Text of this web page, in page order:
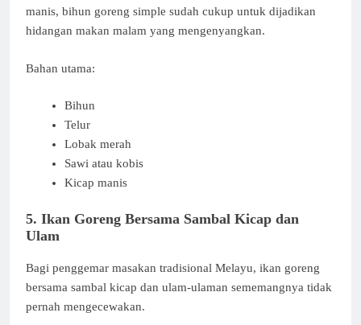
manis, bihun goreng simple sudah cukup untuk dijadikan
hidangan makan malam yang mengenyangkan.
Bahan utama:
Bihun
Telur
Lobak merah
Sawi atau kobis
Kicap manis
5. Ikan Goreng Bersama Sambal Kicap dan
Ulam
Bagi penggemar masakan tradisional Melayu, ikan goreng
bersama sambal kicap dan ulam-ulaman sememangnya tidak
pernah mengecewakan.